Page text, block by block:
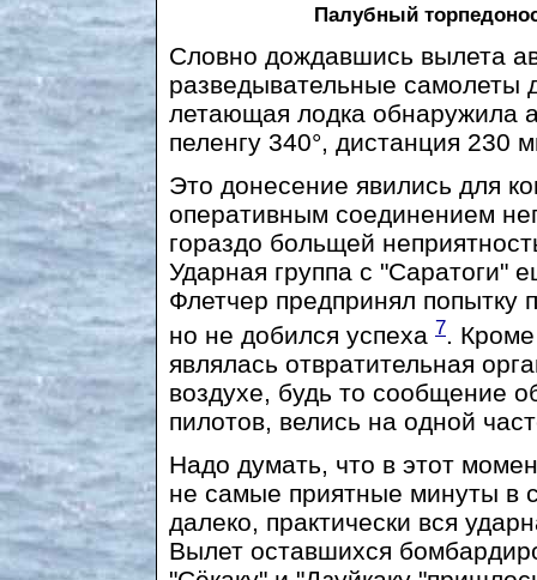
Палубный
Словно дождавшись вылета
разведывательные самолеты
летающая лодка обнаружила
пеленгу 340°, дистанция 230
Это донесение явились для
оперативным соединением
гораздо больщей
Ударная группа с "Саратоги"
Флетчер предпринял попытку
но не добился успеха 7.
являлась отвратительная
воздухе, будь то сообщение
пилотов, велись на одной
Надо думать, что в этот
не самые приятные минуты в
далеко, практически вся
Вылет оставшихся